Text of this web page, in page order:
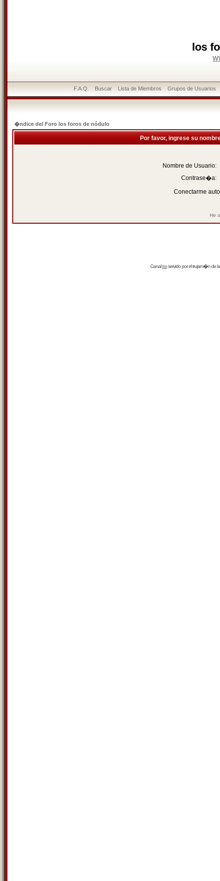
los
F.A.Q. Buscar Lista de Miembros Grupos de Usuarios
�ndice del Foro los foros de nódulo
Por favor, ingrese su
Nombre de Usuario:
Contrase�a:
Conectarme
He
Canalrssservido por eltrujam�nde